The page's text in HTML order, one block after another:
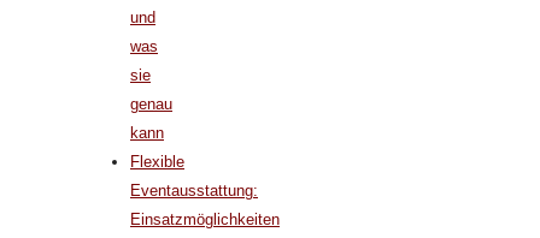
und
was
sie
genau
kann
Flexible
Eventausstattung:
Einsatzmöglichkeiten